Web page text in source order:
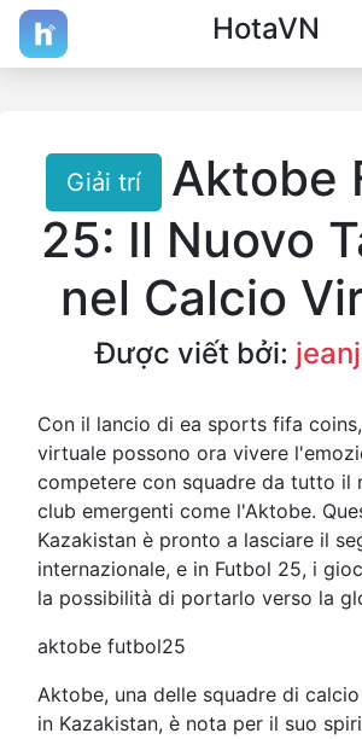
HotaVN
Giải trí
Aktobe
25: Il Nuovo
nel Calcio
Được viết bởi:
Con il lancio di ea sports fifa
virtuale possono ora vivere
competere con squadre da tutto il
club emergenti come l'Aktobe.
Kazakistan è pronto a lasciare il
internazionale, e in Futbol 25, i
la possibilità di portarlo verso la
aktobe futbol25
Aktobe, una delle squadre di
in Kazakistan, è nota per il suo